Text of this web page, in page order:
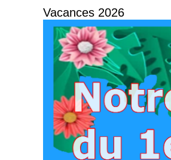
Vacances 2026